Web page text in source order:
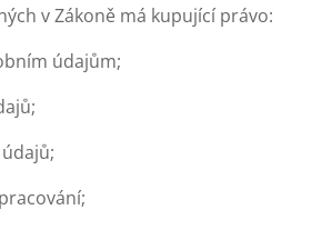
v Zákoně má kupující právo:
údajům;